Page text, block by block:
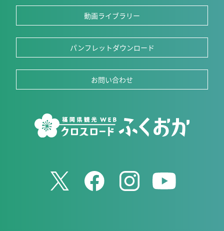
動画ライブラリー
パンフレットダウンロード
お問い合わせ